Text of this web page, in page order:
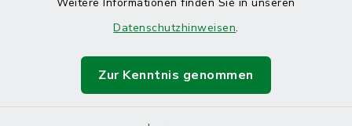
Datenschutzhinweisen.
Zur Kenntnis genommen
Sitemap
Cookie-Einstellungen